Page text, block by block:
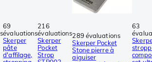
69
évaluations
Skerper
pâte
d'affilage,
216
évaluations
Skerper
Pocket
Strop
289 évaluations
Skerper Pocket
Stone pierre à
aiguiser
63